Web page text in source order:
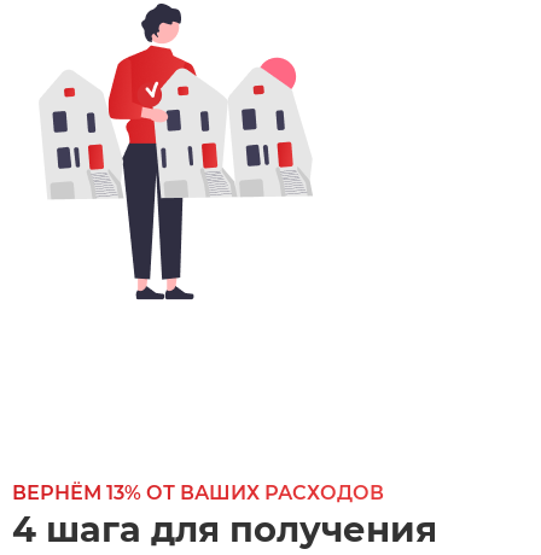
ВЕРНЁМ 13% ОТ ВАШИХ РАСХОДОВ
4 шага для получения